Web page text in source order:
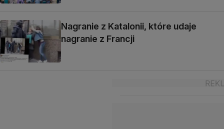
Nagranie z Katalonii, które udaje
nagranie z Francji